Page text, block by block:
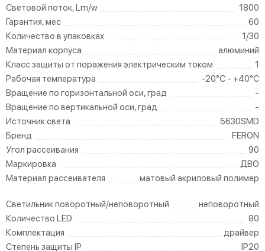
Световой поток, Lm/w
1800
Гарантия, мес
60
Количество в упаковках
1/30
Материал корпуса
алюминий
Класс защиты от поражения электрическим током
1
Рабочая температура
-20°C - +40°C
Вращение по горизонтальной оси, град
-
Вращение по вертикальной оси, град
-
Источник света
5630SMD
Бренд
FERON
Угол рассеивания
90
Маркировка
ДВО
Материал рассеивателя
матовый акриловый полимер
Светильник поворотный/неповоротный
неповоротный
Количество LED
80
Комплектация
драйвер
Степень защиты IP
IP20